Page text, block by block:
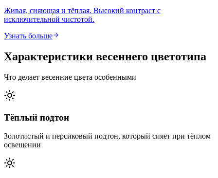
Живая, сияющая и тёплая. Высокий контраст с
исключительной чистотой.
Узнать больше
Характеристики весеннего цветотипа
Что делает весенние цвета особенными
Тёплый подтон
Золотистый и персиковый подтон, который сияет при тёплом
освещении